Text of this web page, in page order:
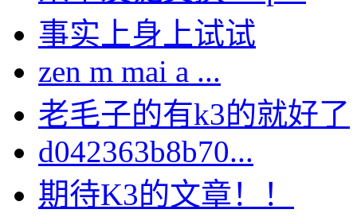
事实上身上试试
zen m mai a ...
老毛子的有k3的就好了
d042363b8b70...
期待K3的文章！！